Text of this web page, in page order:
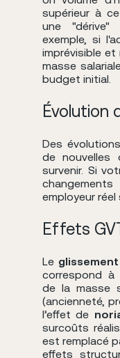
supérieur à
une
exemple, si
imprévisible
masse
budget initial.
Évolution
Des
de nouvelles
survenir. Si
employeur
Effets
Le
correspond à
de la masse
(ancienneté,
l’effet de
surcoûts
est remplacé
effets